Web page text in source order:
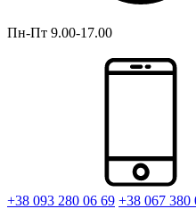
Пн-Пт 9.00-17.00
+38 093 280 06 69 +38 067 380